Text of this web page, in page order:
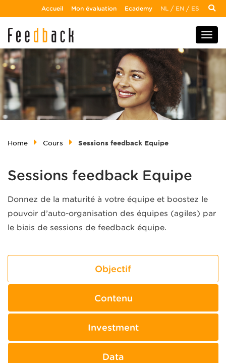
Accueil Mon évaluation Ecademy NL / EN / ES
Home Cours Sessions feedback Equipe
Sessions feedback Equipe
Donnez de la maturité à votre équipe et boostez le
pouvoir d’auto-organisation des équipes (agiles) par
le biais de sessions de feedback équipe.
Objectif
Contenu
Investment
Data